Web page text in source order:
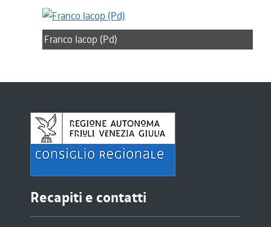
Franco Iacop (Pd)
Recapiti e contatti